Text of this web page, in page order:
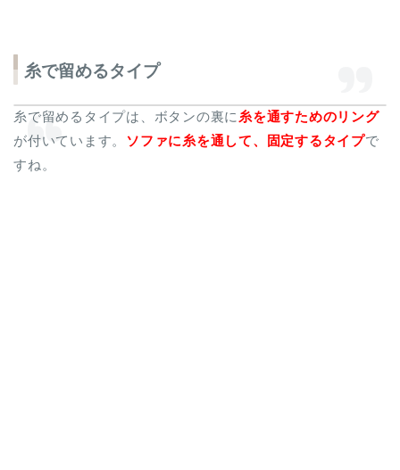
糸で留めるタイプ
糸で留めるタイプは、ボタンの裏に 糸を通すためのリング
が付いています。 ソファに糸を通して、固定するタイプで
すね。